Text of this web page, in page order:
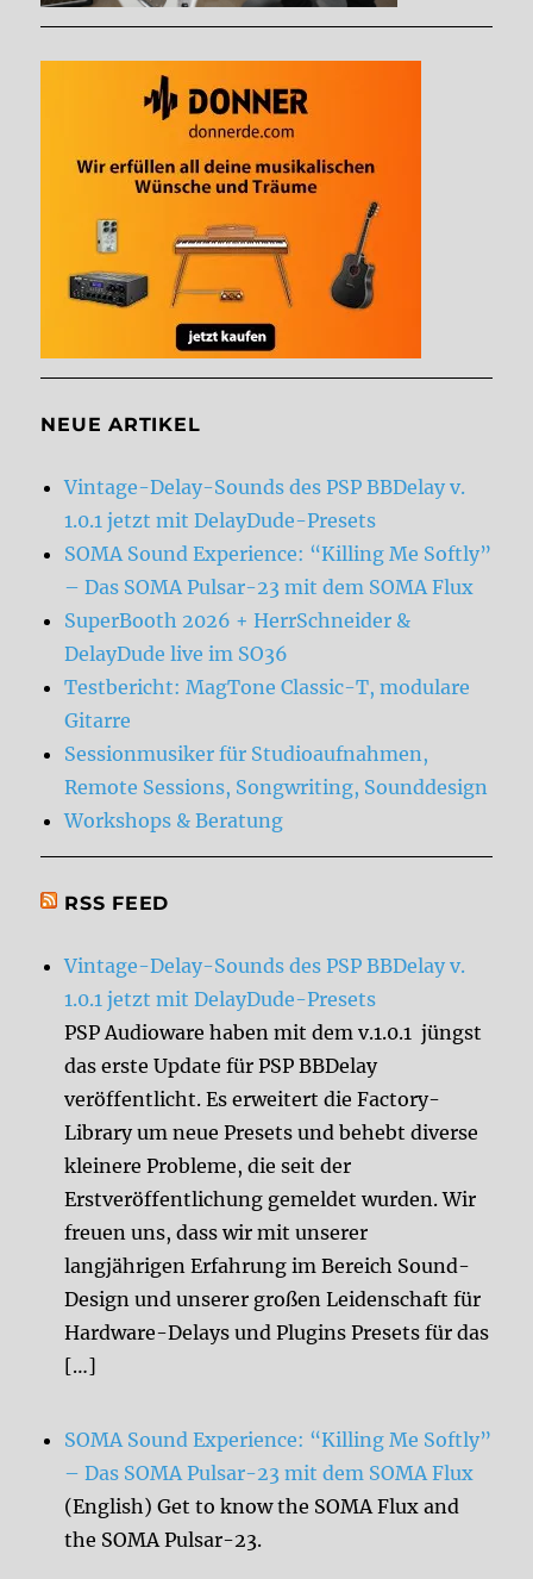
NEUE ARTIKEL
Vintage-Delay-Sounds des PSP BBDelay v.
1.0.1 jetzt mit DelayDude-Presets
SOMA Sound Experience: “Killing Me Softly”
– Das SOMA Pulsar-23 mit dem SOMA Flux
SuperBooth 2026 + HerrSchneider &
DelayDude live im SO36
Testbericht: MagTone Classic-T, modulare
Gitarre
Sessionmusiker für Studioaufnahmen,
Remote Sessions, Songwriting, Sounddesign
Workshops & Beratung
RSS FEED
Vintage-Delay-Sounds des PSP BBDelay v.
1.0.1 jetzt mit DelayDude-Presets
PSP Audioware haben mit dem v.1.0.1 jüngst
das erste Update für PSP BBDelay
veröffentlicht. Es erweitert die Factory-
Library um neue Presets und behebt diverse
kleinere Probleme, die seit der
Erstveröffentlichung gemeldet wurden. Wir
freuen uns, dass wir mit unserer
langjährigen Erfahrung im Bereich Sound-
Design und unserer großen Leidenschaft für
Hardware-Delays und Plugins Presets für das
[…]
SOMA Sound Experience: “Killing Me Softly”
– Das SOMA Pulsar-23 mit dem SOMA Flux
(English) Get to know the SOMA Flux and
the SOMA Pulsar-23.